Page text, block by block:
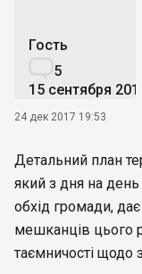
Гость
5
15 сентября 2017
24 дек 2017 19:53
Детальний план
який з дня на
обхід громади, дає
мешканців цього
таємничості щодо